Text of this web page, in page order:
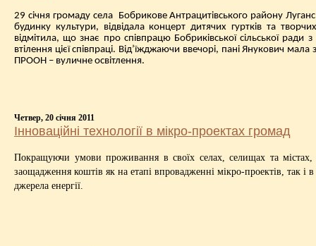
29 січня громаду села Бобрикове Антрацитівського району
будинку культури, відвідала концерт дитячих гуртків та
відмітила, що знає про співпрацю Бобриківської сільської
втілення цієї співпраці. Від’їжджаючи ввечорі, пані Янукович
ПРООН – вуличне освітлення.
Четвер, 20 січня 2011
Інноваційні технології в мікро-проектах громад
Покращуючи умови проживання в своїх селах, селищах та
заощадження коштів як на етапі впровадженні мікро-проектів, так
джерела енергії.